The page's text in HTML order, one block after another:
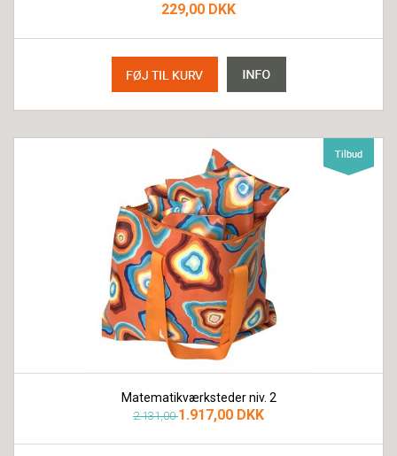
229,00 DKK
Matematikværksteder niv. 2
2.131,001.917,00 DKK